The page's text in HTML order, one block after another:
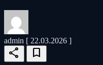
admin [ 22.03.2026 ]
share bookmark